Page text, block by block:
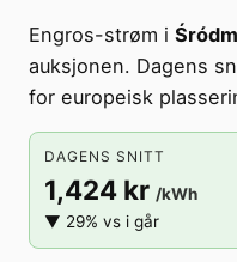
Engros-strøm i
auksjonen. Dagens
for europeisk
DAGENS SNITT
1,424 kr /kWh
▼ 29% vs i går